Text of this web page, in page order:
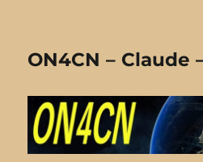
ON4CN – Claude